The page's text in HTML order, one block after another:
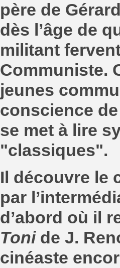
père de
dès l’âge de
militant
Communiste.
jeunes
conscience
se met à lire
"classiques".
Il découvre le
par
d’abord où il
Tonide J.
cinéaste